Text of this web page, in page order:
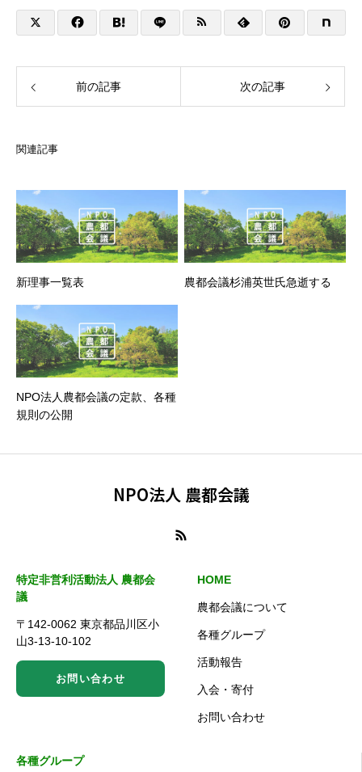
前の記事 次の記事
関連記事
新理事一覧表 農都会議杉浦英世氏急逝する
NPO法人農都会議の定款、各種
規則の公開
NPO法人 農都会議
特定非営利活動法人 農都会
議
〒142-0062 東京都品川区小
山3-13-10-102
お問い合わせ
HOME
農都会議について
各種グループ
活動報告
入会・寄付
お問い合わせ
各種グループ